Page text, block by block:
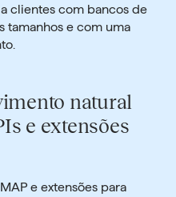
clientes com bancos de
tamanhos e com uma
natural
e extensões
e extensões para